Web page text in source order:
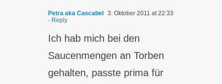
Petra aka Cascabel
3. Oktober 2011 at 22:33
- Reply
Ich hab mich bei den
Saucenmengen an Torben
gehalten, passte prima für